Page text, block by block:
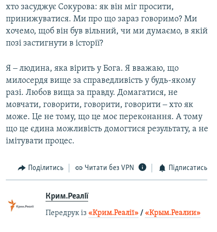
хто засуджує Сокурова: як він міг просити,
принижуватися. Ми про що зараз говоримо? Ми
хочемо, щоб він був вільний, чи ми думаємо, в якій
позі застигнути в історії?
Я ‒ людина, яка вірить у Бога. Я вважаю, що
милосердя вище за справедливість у будь-якому
разі. Любов вища за правду. Домагатися, не
мовчати, говорити, говорити, говорити ‒ хто як
може. Це не тому, що це моє переконання. А тому
що це єдина можливість домогтися результату, а не
імітувати процес.
Поділитись Читати без VPN Підписатись
Крим.Реалії
Передрук із «Крим.Реалії» / «Крым.Реалии»